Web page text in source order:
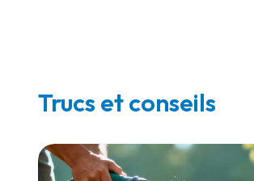
Trucs et conseils